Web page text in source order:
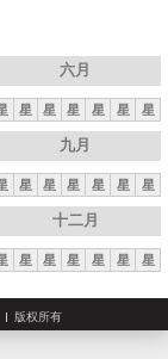
六月
星 星 星 星 星 星
九月
星 星 星 星 星 星
十二月
星 星 星 星 星 星
版权所有